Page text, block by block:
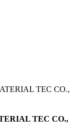
TEC CO.,